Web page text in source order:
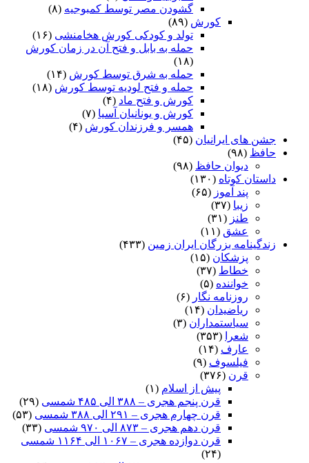
گشودن مصر توسط کمبوجیه (۸)
کورش (۸۹)
تولد و کودکی کورش هخامنشی (۱۶)
حمله به بابل و فتح آن در زمان کورش
(۱۸)
حمله به شرق توسط کورش (۱۴)
حمله و فتح لودیه توسط کورش (۱۸)
کورش و فتح ماد (۴)
کورش و یونانیان آسیا (۷)
همسر و فرزندان کورش (۴)
جشن های ایرانیان (۴۵)
حافظ (۹۸)
دیوان حافظ (۹۸)
داستان کوتاه (۱۳۰)
پند آموز (۶۵)
زیبا (۳۷)
طنز (۳۱)
عشق (۱۱)
زندگینامه بزرگان ایران زمین (۴۳۳)
پزشکان (۱۵)
خطاط (۳۷)
خواننده (۵)
روزنامه نگار (۶)
ریاضیدان (۱۴)
سیاستمداران (۳)
شعرا
(۳۵۳)
عارف (۱۴)
فیلسوف (۹)
قرن (۳۷۶)
پیش از اسلام (۱)
قرن پنجم هجری – ۳۸۸ الی ۴۸۵ شمسی
(۲۹)
قرن چهارم هجری – ۲۹۱ الی ۳۸۸ شمسی
(۵۳)
قرن دهم هجری – ۸۷۳ الی ۹۷۰ شمسی
(۳۳)
قرن دوازده هجری – ۱۰۶۷ الی ۱۱۶۴ شمسی
(۲۴)